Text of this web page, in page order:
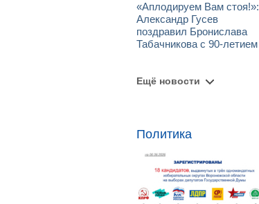
«Аплодируем Вам стоя!»:
Александр Гусев
поздравил Бронислава
Табачникова с 90-летием
Ещё новости
Политика